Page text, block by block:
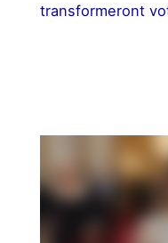
transformeront